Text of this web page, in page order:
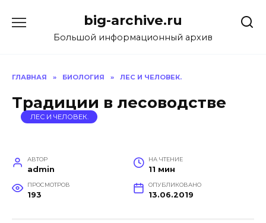
содержанию
big-archive.ru
Большой информационный архив
ГЛАВНАЯ » БИОЛОГИЯ » ЛЕС И ЧЕЛОВЕК.
Традиции в лесоводстве
ЛЕС И ЧЕЛОВЕК.
АВТОР
admin
НА ЧТЕНИЕ
11 мин
ПРОСМОТРОВ
193
ОПУБЛИКОВАНО
13.06.2019